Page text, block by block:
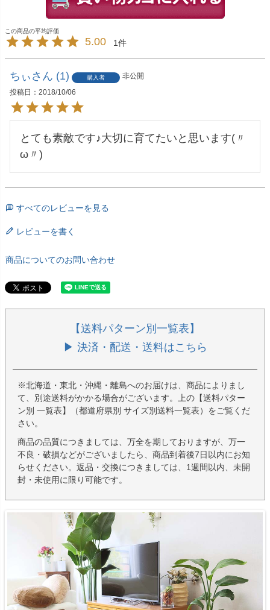
5.00 1
ちぃ 1 購入者
非公開
投稿日
2018/10/06
とても素敵です♪大切に育てたいと思います(〃
すべてのレビューを見る
レビューを書く
商品についてのお問い合わせ
【送料パターン別一覧表】
▶ 決済・配送・送料はこちら
※北海道・東北・沖縄・離島へのお届けは、商品によりまし
て、別途送料がかかる場合がございます。上の【送料パター
ン別 一覧表】（都道府県別 サイズ別送料一覧表）をご覧くだ
さい。
商品の品質につきましては、万全を期しておりますが、万一
不良・破損などがございましたら、商品到着後7日以内にお知
らせください。返品・交換につきましては、1週間以内、未開
封・未使用に限り可能です。